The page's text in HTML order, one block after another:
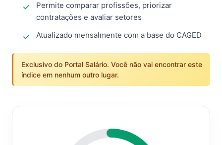
Permite comparar profissões, priorizar
contratações e avaliar setores
Atualizado mensalmente com a base do CAGED
Exclusivo do Portal Salário. Você não vai encontrar este
índice em nenhum outro lugar.